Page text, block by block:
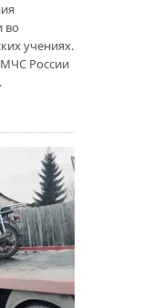
во
учениях.
России